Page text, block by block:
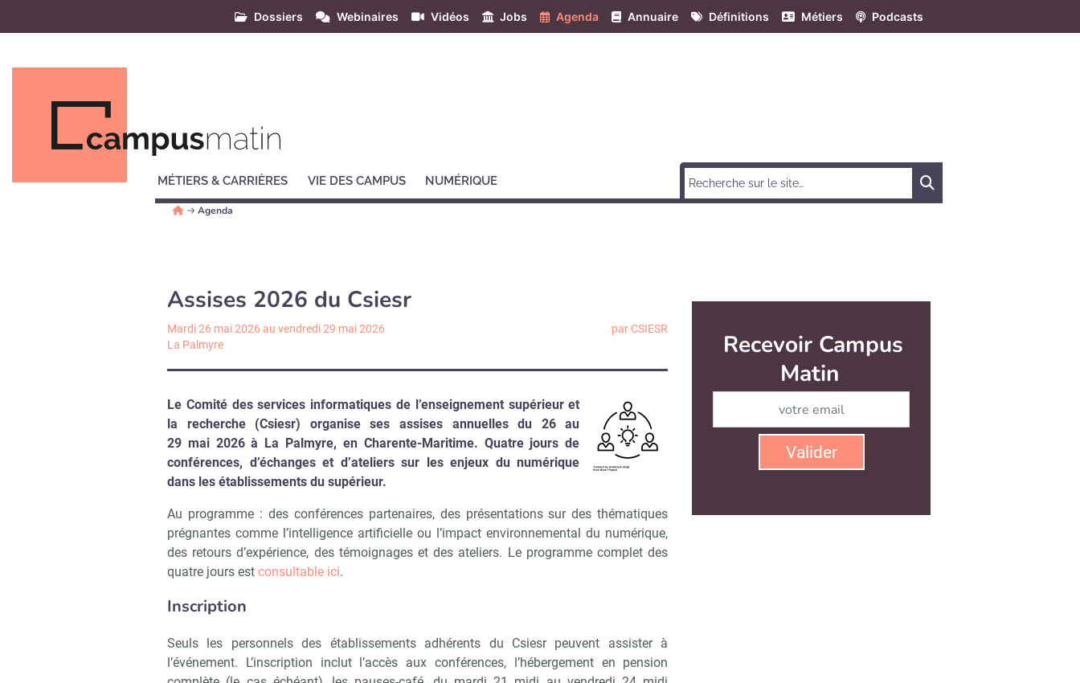
Dossiers Webinaires Vidéos Jobs Agenda Annuaire Définitions Métiers Podcasts
MÉTIERS & CARRIÈRES VIE DES CAMPUS NUMÉRIQUE
→Agenda
Assises 2026 du Csiesr
Mardi 26 mai 2026 au vendredi 29 mai 2026
La Palmyre
par CSIESR
Le Comité des services informatiques de l’enseignement supérieur et
la recherche (Csiesr) organise ses assises annuelles du 26 au
29 mai 2026 à La Palmyre, en Charente-Maritime. Quatre jours de
conférences, d’échanges et d’ateliers sur les enjeux du numérique
dans les établissements du supérieur.
Au programme : des conférences partenaires, des présentations sur des thématiques
prégnantes comme l’intelligence artificielle ou l’impact environnemental du numérique,
des retours d’expérience, des témoignages et des ateliers. Le programme complet des
quatre jours est consultable ici.
Inscription
Seuls les personnels des établissements adhérents du Csiesr peuvent assister à
l’événement. L’inscription inclut l’accès aux conférences, l’hébergement en pension
Recevoir Campus
Matin
Valider